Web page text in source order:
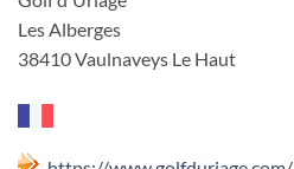
Les Alberges
38410 Vaulnaveys Le Haut